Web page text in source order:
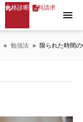
合格診断 資料請求
menu
» 勉強法 » 限られた時間